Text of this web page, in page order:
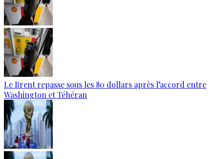
Le Brent repasse sous les 80 dollars après l’accord entre
Washington et Téhéran